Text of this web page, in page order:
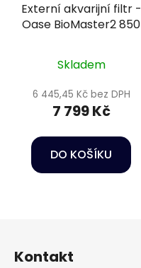
Externí akvarijní filtr -
Oase BioMaster2 850
Skladem
6 445,45 Kč bez DPH
7 799 Kč
DO KOŠÍKU
Kontakt